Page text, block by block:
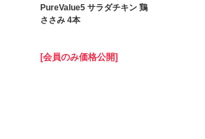
PureValue5 サラダチキン 鶏
ささみ 4本
[会員のみ価格公開]